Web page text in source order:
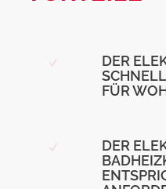
DER
FÜR
DER